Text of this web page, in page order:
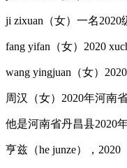
ji zixuan（女）一名2020
fang yifan（女）2020
wang yingjuan（女）
周汉（女）2020年河南
他是河南省丹昌县2020
亨兹（he junze），2020